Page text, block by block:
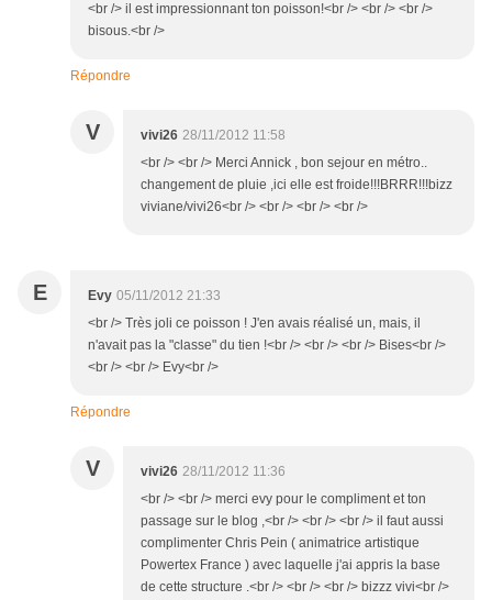
<br /> il est impressionnant ton poisson!<br /> <br /> <br />
bisous.<br />
Répondre
V vivi26 28/11/2012 11:58
<br /> <br /> Merci Annick , bon sejour en métro..
changement de pluie ,ici elle est froide!!!BRRR!!!bizz
viviane/vivi26<br /> <br /> <br /> <br />
E Evy 05/11/2012 21:33
<br /> Très joli ce poisson ! J'en avais réalisé un, mais, il
n'avait pas la "classe" du tien !<br /> <br /> <br /> Bises<br />
<br /> <br /> Evy<br />
Répondre
V vivi26 28/11/2012 11:36
<br /> <br /> merci evy pour le compliment et ton
passage sur le blog ,<br /> <br /> <br /> il faut aussi
complimenter Chris Pein ( animatrice artistique
Powertex France ) avec laquelle j'ai appris la base
de cette structure .<br /> <br /> <br /> bizzz vivi<br />